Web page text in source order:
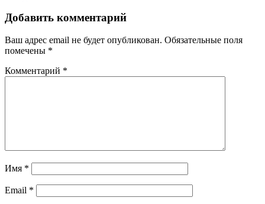
Добавить комментарий
Ваш адрес email не будет опубликован. Обязательные поля
помечены *
Комментарий *
Имя *
Email *